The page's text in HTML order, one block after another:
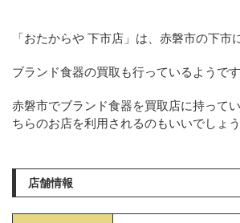
「おたからや 下市店」は、赤磐市の下市
ブランド食器の買取も行っているようです
赤磐市でブランド食器を買取店に持って
ちらのお店を利用されるのもいいでしょう
店舗情報